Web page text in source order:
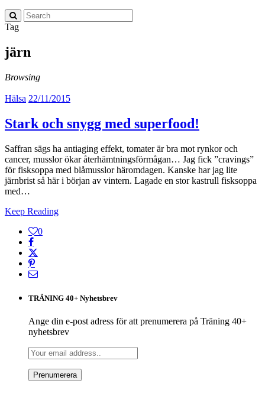
Tag
järn
Browsing
Hälsa 22/11/2015
Stark och snygg med superfood!
Saffran sägs ha antiaging effekt, tomater är bra mot rynkor och
cancer, musslor ökar återhämtningsförmågan… Jag fick ”cravings”
för fisksoppa med blåmusslor häromdagen. Kanske har jag lite
järnbrist så här i början av vintern. Lagade en stor kastrull fisksoppa
med…
Keep Reading
0
TRÄNING 40+ Nyhetsbrev
Ange din e-post adress för att prenumerera på Träning 40+
nyhetsbrev